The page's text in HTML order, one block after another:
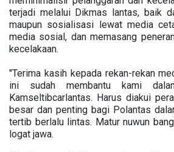
terjadi melalui Dikmas lantas, baik
maupun sosialisasi lewat media
media sosial, dan memasang
kecelakaan.
"Terima kasih kepada rekan-rekan
ini sudah membantu kami
Kamseltibcarlantas. Harus diakui
besar dan penting bagi Polantas
tertib berlalu lintas. Matur nuwun
logat jawa.